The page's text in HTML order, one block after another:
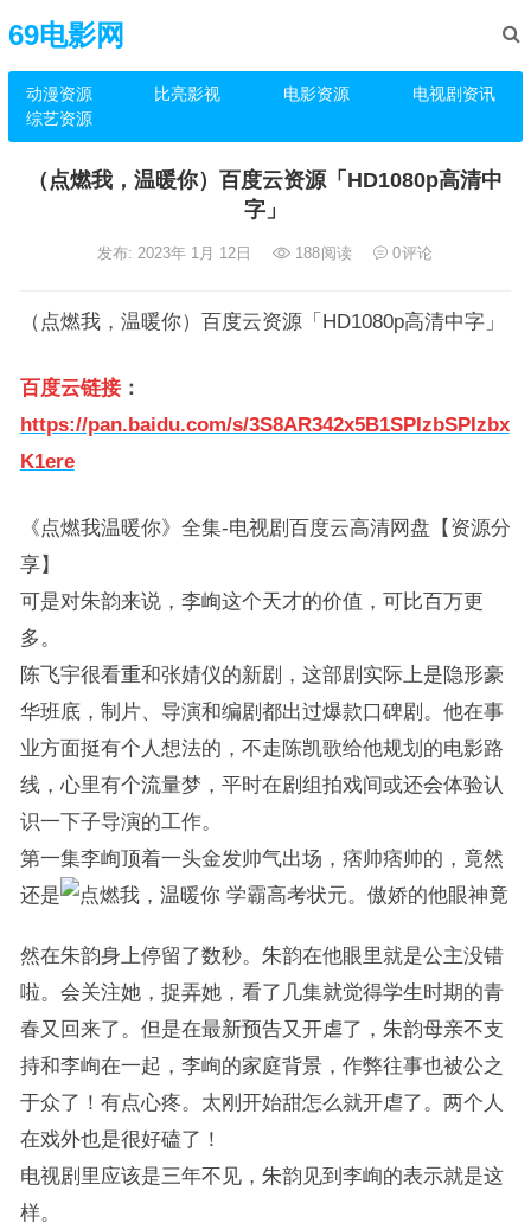
69电影网
动漫资源 比亮影视 电影资源
电视剧资讯
综艺资源
（点燃我，温暖你）百度云资源「HD1080p高清中
字」
发布: 2023年 1月 12日 188阅读 0评论
（点燃我，温暖你）百度云资源「HD1080p高清中字」
百度云链接：
https://pan.baidu.com/s/3S8AR342x5B1SPIzbSPIzbx
K1ere
《点燃我温暖你》全集-电视剧百度云高清网盘【资源分
享】
可是对朱韵来说，李峋这个天才的价值，可比百万更
多。
陈飞宇很看重和张婧仪的新剧，这部剧实际上是隐形豪
华班底，制片、导演和编剧都出过爆款口碑剧。他在事
业方面挺有个人想法的，不走陈凯歌给他规划的电影路
线，心里有个流量梦，平时在剧组拍戏间或还会体验认
识一下子导演的工作。
第一集李峋顶着一头金发帅气出场，痞帅痞帅的，竟然
还是
学霸高考状元。傲娇的他眼神竟
然在朱韵身上停留了数秒。朱韵在他眼里就是公主没错
啦。会关注她，捉弄她，看了几集就觉得学生时期的青
春又回来了。但是在最新预告又开虐了，朱韵母亲不支
持和李峋在一起，李峋的家庭背景，作弊往事也被公之
于众了！有点心疼。太刚开始甜怎么就开虐了。两个人
在戏外也是很好磕了！
电视剧里应该是三年不见，朱韵见到李峋的表示就是这
样。